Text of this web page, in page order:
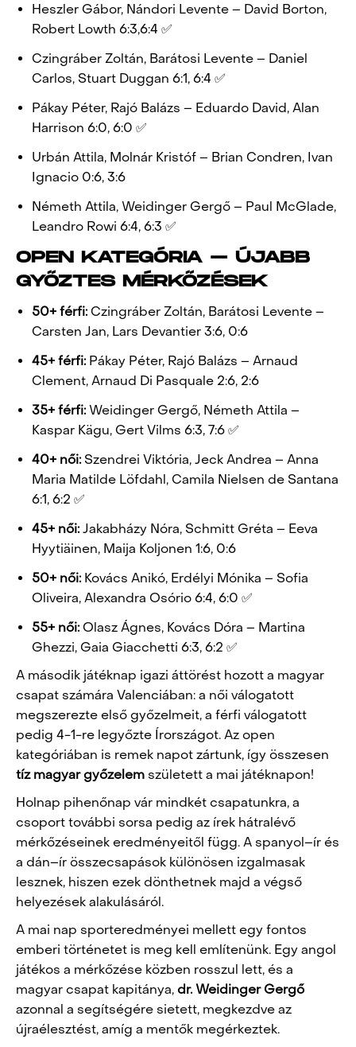
Heszler Gábor, Nándori Levente – David Borton,
Robert Lowth 6:3,6:4 ✅
Czingráber Zoltán, Barátosi Levente – Daniel
Carlos, Stuart Duggan 6:1, 6:4 ✅
Pákay Péter, Rajó Balázs – Eduardo David, Alan
Harrison 6:0, 6:0 ✅
Urbán Attila, Molnár Kristóf – Brian Condren, Ivan
Ignacio 0:6, 3:6
Németh Attila, Weidinger Gergő – Paul McGlade,
Leandro Rowi 6:4, 6:3 ✅
OPEN KATEGÓRIA – ÚJABB
GYŐZTES MÉRKŐZÉSEK
50+ férfi:Czingráber Zoltán, Barátosi Levente –
Carsten Jan, Lars Devantier 3:6, 0:6
45+ férfi:Pákay Péter, Rajó Balázs – Arnaud
Clement, Arnaud Di Pasquale 2:6, 2:6
35+ férfi:Weidinger Gergő, Németh Attila –
Kaspar Kägu, Gert Vilms 6:3, 7:6 ✅
40+ női:Szendrei Viktória, Jeck Andrea – Anna
Maria Matilde Löfdahl, Camila Nielsen de Santana
6:1, 6:2 ✅
45+ női:Jakabházy Nóra, Schmitt Gréta – Eeva
Hyytiäinen, Maija Koljonen 1:6, 0:6
50+ női:Kovács Anikó, Erdélyi Mónika – Sofia
Oliveira, Alexandra Osório 6:4, 6:0 ✅
55+ női:Olasz Ágnes, Kovács Dóra – Martina
Ghezzi, Gaia Giacchetti 6:3, 6:2 ✅
A második játéknap igazi áttörést hozott a magyar
csapat számára Valenciában: a női válogatott
megszerezte első győzelmeit, a férfi válogatott
pedig 4-1-re legyőzte Írországot. Az open
kategóriában is remek napot zártunk, így összesen
tíz magyar győzelem született a mai játéknapon!
Holnap pihenőnap vár mindkét csapatunkra, a
csoport további sorsa pedig az írek hátralévő
mérkőzéseinek eredményeitől függ. A spanyol–ír és
a dán–ír összecsapások különösen izgalmasak
lesznek, hiszen ezek dönthetnek majd a végső
helyezések alakulásáról.
A mai nap sporteredményei mellett egy fontos
emberi történetet is meg kell említenünk. Egy angol
játékos a mérkőzése közben rosszul lett, és a
magyar csapat kapitánya, dr. Weidinger Gergő
azonnal a segítségére sietett, megkezdve az
újraélesztést, amíg a mentők megérkeztek.